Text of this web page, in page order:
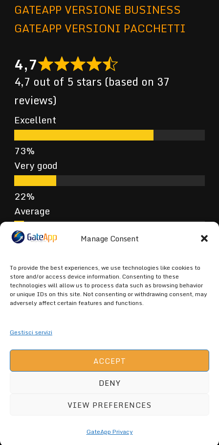
Manage Consent
To provide the best experiences, we use technologies like cookies to
store and/or access device information. Consenting to these
technologies will allow us to process data such as browsing behavior
or unique IDs on this site. Not consenting or withdrawing consent, may
adversely affect certain features and functions.
Gestisci servizi
ACCEPT
DENY
VIEW PREFERENCES
GateApp Privacy
GATEAPP VERSIONE BUSINESS
GATEAPP VERSIONI PACCHETTI
4,7
4,7 out of 5 stars (based on 37
reviews)
Excellent
Very good
Average
Terrible
GATEAPP.NET (C) 2026 ALL RIGHTS
ARE RESERVED -GateApp Privacy